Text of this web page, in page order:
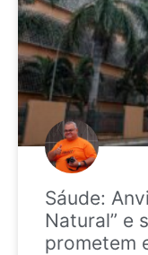
Sáude:
Natural” e
prometem